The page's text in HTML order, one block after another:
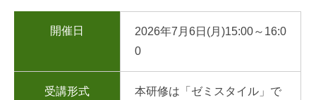
開催日
2026年7月6日(月)15:00～16:0
0
受講形式
本研修は「ゼミスタイル」で